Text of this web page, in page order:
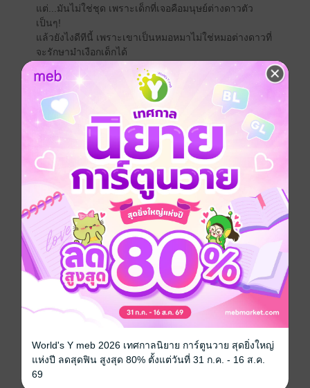
แต่...มันไม่ใช่ชุด เพราะเด็กที่เจอคือมนุษย์ต่างดาวตัว
เป็นๆ!
แล้วยังไงดีทีนี้ เพราะเขาเป็นหมอหมาไม่ใช่หมอต่างดาวที่
จะรักษาม๋าเงือกเด็กได้
แต่ว่า...นี่มันเรื่องช็อกโลก เอเลี่ยนตัวเป็นๆ!
เมื่อต่างดาวที่เคลมว่าตนเป็นสิ่งมีชีวิตชั้นสูง เทคโนโลยี
ล้ำหน้า ตามคำเคลม หล่อ เท่ และฉลาดมาก ต้องมาอาศัย
อยู่บนโลกดาวที่ล้าหลังที่สุดในเอกภพ
กับชาวโลกที่ได้รู้ความจริงว่า...โลกใบนี้เป็นการทดลอง
จากมนุษย์ต่างดาว! ว่าไงนะครับ!
เรื่องราวของชาวอควาเทียร์ที่ไม่มีอารมณ์และความรู้สึก
กับชาวโลกช่างสงสัย
นิยายเรื่องนี้มีการใช้คำหยาบ หยาบคาย หยาบโลน ภาษา
ปาก รวมทั้งรูปแบบผิดไวยากรณ์ เพื่ออรรถรสในการอ่าน
เหตุการณ์และตัวละครเป็นเพียงเรื่องแต่งเท่านั้น
*ซื้อผ่านเว็บราคาดีที่สุดนะคะ*
Boy love / Yaoi
World's Y meb 2026 เทศกาลนิยาย การ์ตูนวาย สุดยิ่งใหญ่
แห่งปี ลดสุดฟิน สูงสุด 80% ตั้งแต่วันที่ 31 ก.ค. - 16 ส.ค.
69